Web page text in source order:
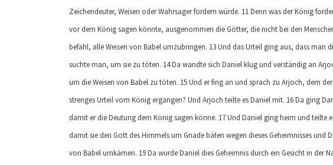
Zeichendeuter, Weisen oder Wahrsager fordern würde. 11 Denn was der König
vor dem König sagen könnte, ausgenommen die Götter, die nicht bei den
befahl, alle Weisen von Babel umzubringen. 13 Und das Urteil ging aus, dass man
suchte man, um sie zu töten. 14 Da wandte sich Daniel klug und verständig an
um die Weisen von Babel zu töten. 15 Und er fing an und sprach zu Arjoch, dem
strenges Urteil vom König ergangen? Und Arjoch teilte es Daniel mit. 16 Da ging
damit er die Deutung dem König sagen könne. 17 Und Daniel ging heim und teilte
damit sie den Gott des Himmels um Gnade bäten wegen dieses Geheimnisses und
von Babel umkämen. 19 Da wurde Daniel dies Geheimnis durch ein Gesicht in der